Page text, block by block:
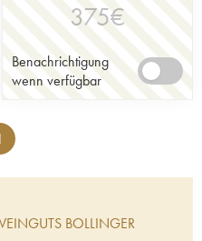
375€
Benachrichtigung
wenn verfügbar
BOLLINGER